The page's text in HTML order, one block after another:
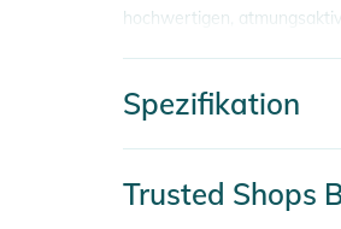
hochwertigen,
Eigenschaften:
- Moderne Passform: Die
Spezifikation
Trusted Shops